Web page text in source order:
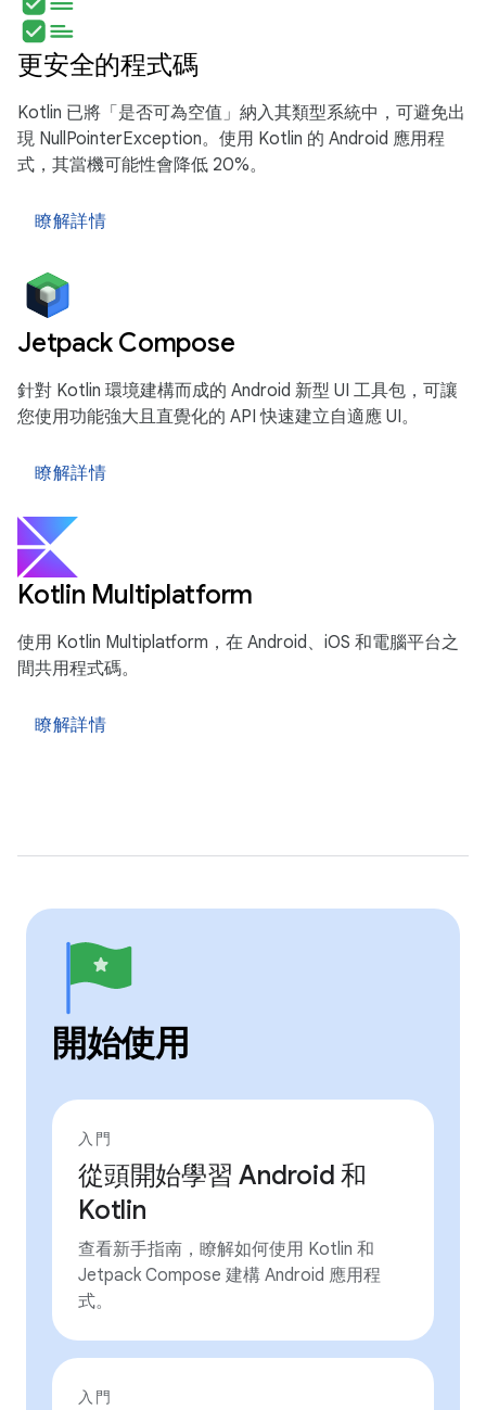
更安全的程式碼
Kotlin 已將「是否可為空值」納入其類型系統中，可避免出
現 NullPointerException。使用 Kotlin 的 Android 應用程
式，其當機可能性會降低 20%。
瞭解詳情
Jetpack Compose
針對 Kotlin 環境建構而成的 Android 新型 UI 工具包，可讓
您使用功能強大且直覺化的 API 快速建立自適應 UI。
瞭解詳情
Kotlin Multiplatform
使用 Kotlin Multiplatform，在 Android、iOS 和電腦平台之
間共用程式碼。
瞭解詳情
開始使用
入門
從頭開始學習 Android 和
Kotlin
查看新手指南，瞭解如何使用 Kotlin 和
Jetpack Compose 建構 Android 應用程
式。
入門